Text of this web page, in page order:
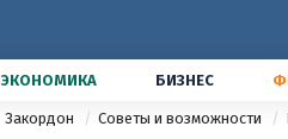
ЭКОНОМИКА БИЗНЕС
Закордон Советы и возможности